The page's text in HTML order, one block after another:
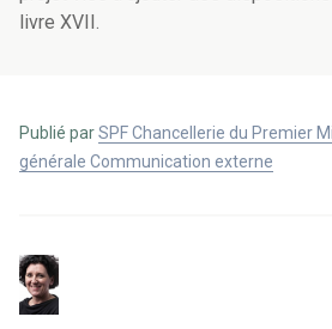
livre XVII.
Publié parSPF Chancellerie du Premier
générale Communication externe